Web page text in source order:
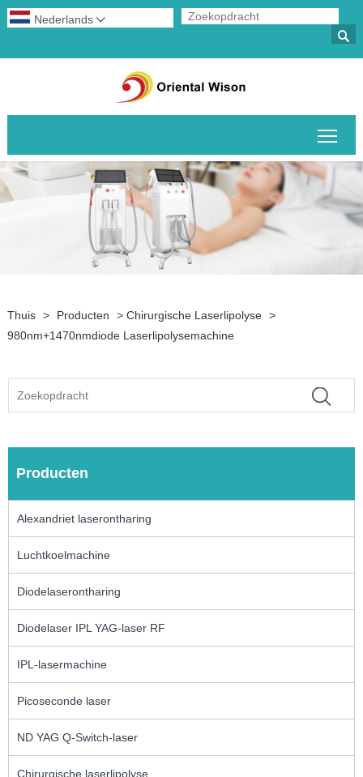

Nederlands 
Thuis > Producten > Chirurgische Laserlipolyse >
980nm+1470nmdiode Laserlipolysemachine
Producten
Alexandriet laserontharing
Luchtkoelmachine
Diodelaserontharing
Diodelaser IPL YAG-laser RF
IPL-lasermachine
Picoseconde laser
ND YAG Q-Switch-laser
Chirurgische laserlipolyse